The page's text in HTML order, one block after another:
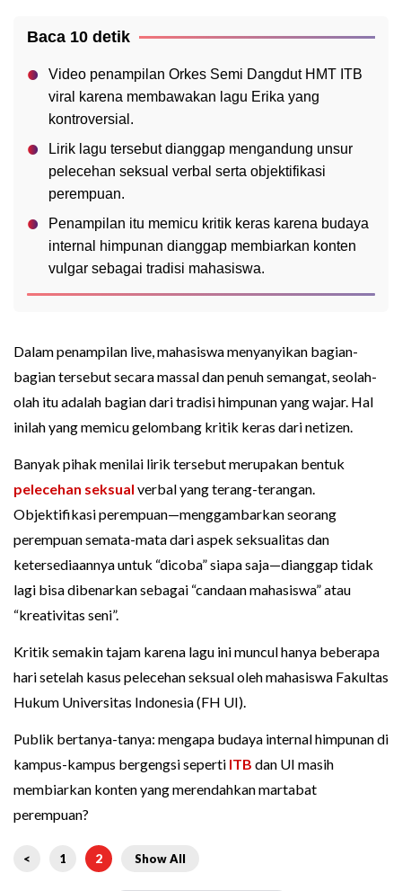
Baca 10 detik
Video penampilan Orkes Semi Dangdut HMT ITB
viral karena membawakan lagu Erika yang
kontroversial.
Lirik lagu tersebut dianggap mengandung unsur
pelecehan seksual verbal serta objektifikasi
perempuan.
Penampilan itu memicu kritik keras karena budaya
internal himpunan dianggap membiarkan konten
vulgar sebagai tradisi mahasiswa.
Dalam penampilan live, mahasiswa menyanyikan bagian-
bagian tersebut secara massal dan penuh semangat, seolah-
olah itu adalah bagian dari tradisi himpunan yang wajar. Hal
inilah yang memicu gelombang kritik keras dari netizen.
Banyak pihak menilai lirik tersebut merupakan bentuk
pelecehan seksual verbal yang terang-terangan.
Objektifikasi perempuan—menggambarkan seorang
perempuan semata-mata dari aspek seksualitas dan
ketersediaannya untuk “dicoba” siapa saja—dianggap tidak
lagi bisa dibenarkan sebagai “candaan mahasiswa” atau
“kreativitas seni”.
Kritik semakin tajam karena lagu ini muncul hanya beberapa
hari setelah kasus pelecehan seksual oleh mahasiswa Fakultas
Hukum Universitas Indonesia (FH UI).
Publik bertanya-tanya: mengapa budaya internal himpunan di
kampus-kampus bergengsi seperti ITB dan UI masih
membiarkan konten yang merendahkan martabat
perempuan?
< 1 2 Show All